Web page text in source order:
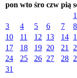
pon wto śro czw pią
1
3
4 5 6 7 8
10
11 12 13 14
17
18 19 20 21
24
25 26 27 28
31